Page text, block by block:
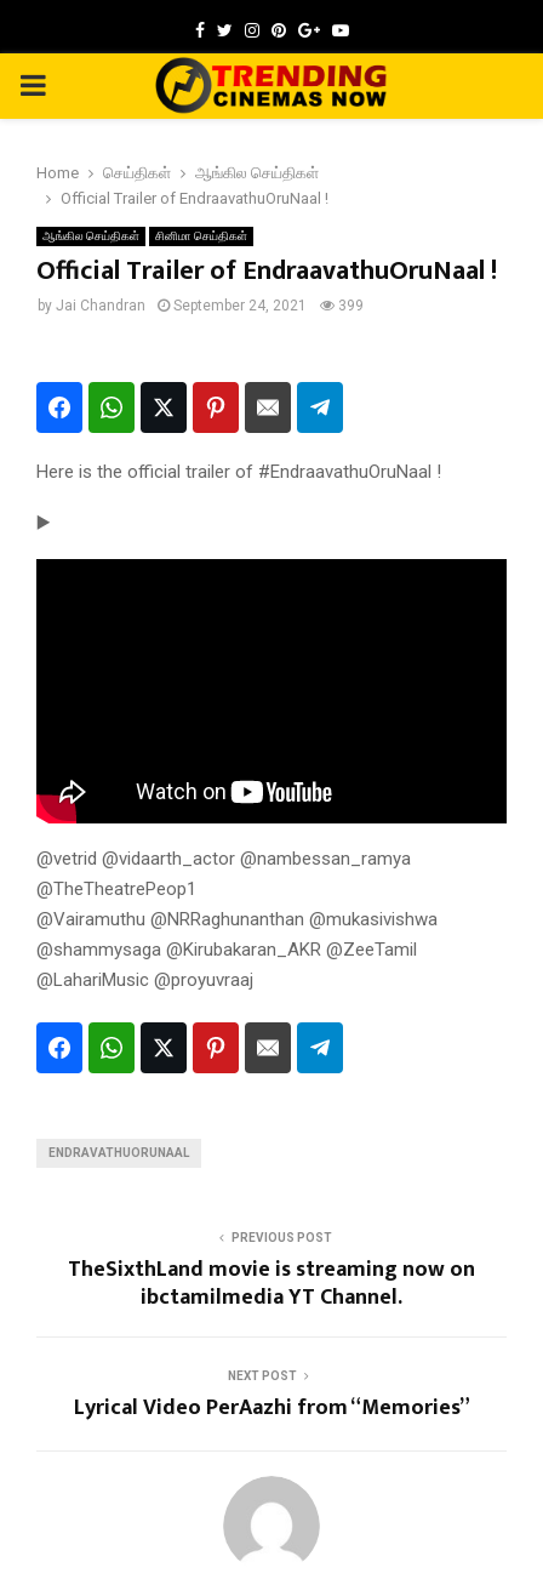
Facebook
TwitterInstagram
Pinterest
GoogleYoutube
PRIMARY
Home செய்திகள்
ஆங்கில செய்திகள்
Official Trailer of EndraavathuOruNaal !
ஆங்கில செய்திகள் சினிமா செய்திகள்
Official Trailer of EndraavathuOruNaal !
by Jai Chandran September 24, 2021 399
Here is the official trailer of #EndraavathuOruNaal !
▶️
@vetrid @vidaarth_actor @nambessan_ramya
@TheTheatrePeop1
@Vairamuthu @NRRaghunanthan @mukasivishwa
@shammysaga @Kirubakaran_AKR @ZeeTamil
@LahariMusic @proyuvraaj
ENDRAVATHUORUNAAL
PREVIOUS POST
TheSixthLand movie is streaming now on
ibctamilmedia YT Channel.
NEXT POST
Lyrical Video PerAazhi from “Memories”